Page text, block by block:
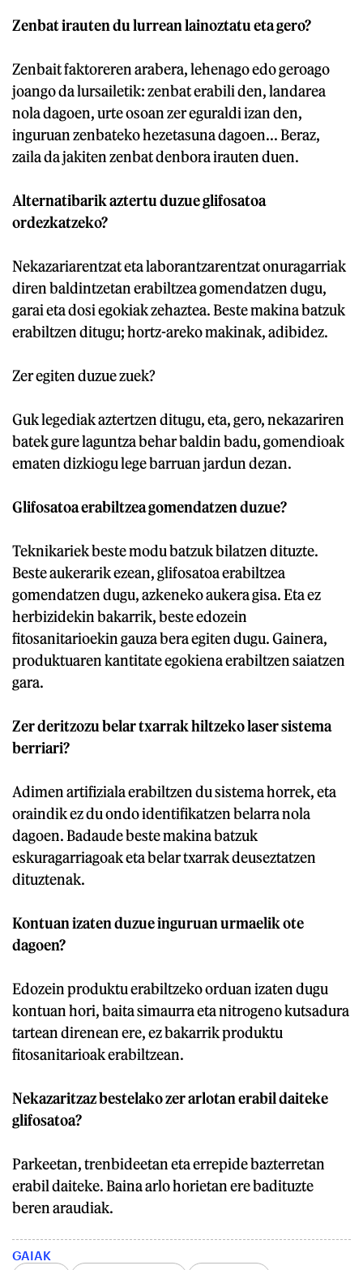
Zenbat irauten du lurrean lainoztatu eta gero?
Zenbait faktoreren arabera, lehenago edo geroago
joango da lursailetik: zenbat erabili den, landarea
nola dagoen, urte osoan zer eguraldi izan den,
inguruan zenbateko hezetasuna dagoen... Beraz,
zaila da jakiten zenbat denbora irauten duen.
Alternatibarik aztertu duzue glifosatoa
ordezkatzeko?
Nekazariarentzat eta laborantzarentzat onuragarriak
diren baldintzetan erabiltzea gomendatzen dugu,
garai eta dosi egokiak zehaztea. Beste makina batzuk
erabiltzen ditugu; hortz-areko makinak, adibidez.
Zer egiten duzue zuek?
Guk legediak aztertzen ditugu, eta, gero, nekazariren
batek gure laguntza behar baldin badu, gomendioak
ematen dizkiogu lege barruan jardun dezan.
Glifosatoa erabiltzea gomendatzen duzue?
Teknikariek beste modu batzuk bilatzen dituzte.
Beste aukerarik ezean, glifosatoa erabiltzea
gomendatzen dugu, azkeneko aukera gisa. Eta ez
herbizidekin bakarrik, beste edozein
fitosanitarioekin gauza bera egiten dugu. Gainera,
produktuaren kantitate egokiena erabiltzen saiatzen
gara.
Zer deritzozu belar txarrak hiltzeko laser sistema
berriari?
Adimen artifiziala erabiltzen du sistema horrek, eta
oraindik ez du ondo identifikatzen belarra nola
dagoen. Badaude beste makina batzuk
eskuragarriagoak eta belar txarrak deuseztatzen
dituztenak.
Kontuan izaten duzue inguruan urmaelik ote
dagoen?
Edozein produktu erabiltzeko orduan izaten dugu
kontuan hori, baita simaurra eta nitrogeno kutsadura
tartean direnean ere, ez bakarrik produktu
fitosanitarioak erabiltzean.
Nekazaritzaz bestelako zer arlotan erabil daiteke
glifosatoa?
Parkeetan, trenbideetan eta errepide bazterretan
erabil daiteke. Baina arlo horietan ere badituzte
beren araudiak.
GAIAK